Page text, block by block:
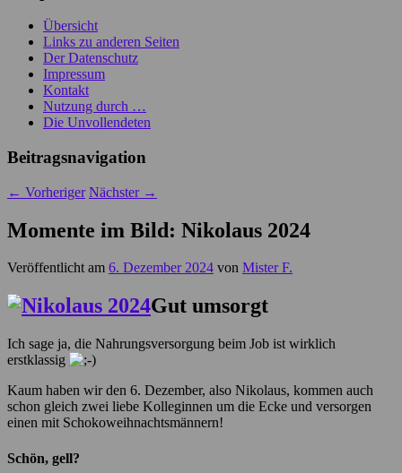
Übersicht
Links zu anderen Seiten
Der Datenschutz
Impressum
Kontakt
Nutzung durch …
Die Unvollendeten
Beitragsnavigation
← Vorheriger Nächster →
Momente im Bild: Nikolaus 2024
Veröffentlicht am 6. Dezember 2024 von Mister F.
Gut umsorgt
Ich sage ja, die Nahrungsversorgung beim Job ist wirklich
erstklassig
Kaum haben wir den 6. Dezember, also Nikolaus, kommen auch
schon gleich zwei liebe Kolleginnen um die Ecke und versorgen
einen mit Schokoweihnachtsmännern!
Schön, gell?